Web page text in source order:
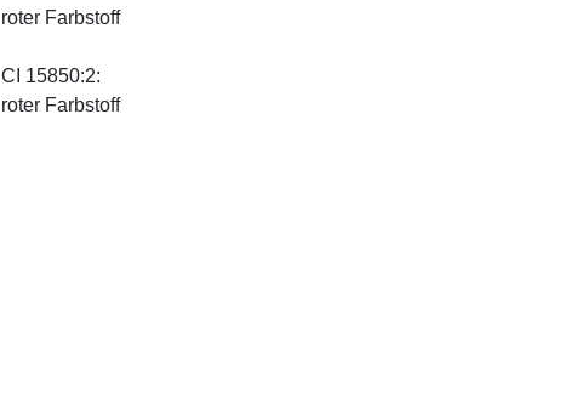
roter Farbstoff
CI 15850:2:
roter Farbstoff